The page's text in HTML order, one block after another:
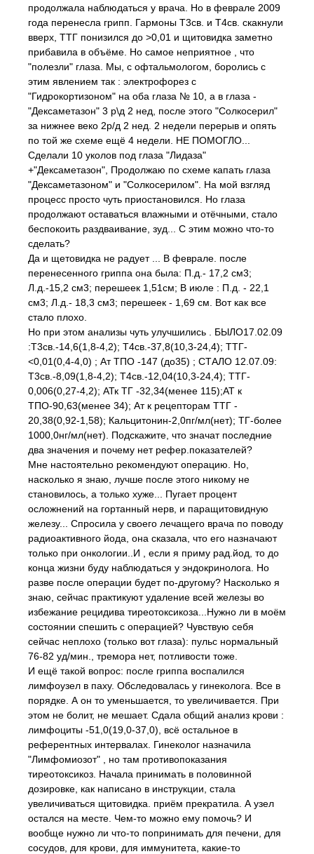
продолжала наблюдаться у врача. Но в феврале 2009
года перенесла грипп. Гармоны Т3св. и Т4св. скакнули
вверх, ТТГ понизился до >0,01 и щитовидка заметно
прибавила в объёме. Но самое неприятное , что
"полезли" глаза. Мы, с офтальмологом, боролись с
этим явлением так : электрофорез с
"Гидрокортизоном" на оба глаза № 10, а в глаза -
"Дексаметазон" 3 р\д 2 нед, после этого "Солкосерил"
за нижнее веко 2р/д 2 нед. 2 недели перерыв и опять
по той же схеме ещё 4 недели. НЕ ПОМОГЛО...
Сделали 10 уколов под глаза "Лидаза"
+"Дексаметазон", Продолжаю по схеме капать глаза
"Дексаметазоном" и "Солкосерилом". На мой взгляд
процесс просто чуть приостановился. Но глаза
продолжают оставаться влажными и отёчными, стало
беспокоить раздваивание, зуд... С этим можно что-то
сделать?
Да и щетовидка не радует ... В феврале. после
перенесенного гриппа она была: П.д.- 17,2 см3;
Л.д.-15,2 см3; перешеек 1,51см; В июле : П.д. - 22,1
см3; Л.д.- 18,3 см3; перешеек - 1,69 см. Вот как все
стало плохо.
Но при этом анализы чуть улучшились . БЫЛО17.02.09
:Т3св.-14,6(1,8-4,2); Т4св.-37,8(10,3-24,4); ТТГ-
<0,01(0,4-4,0) ; Ат ТПО -147 (до35) ; СТАЛО 12.07.09:
Т3св.-8,09(1,8-4,2); Т4св.-12,04(10,3-24,4); ТТГ-
0,006(0,27-4,2); АТк ТГ -32,34(менее 115);АТ к
ТПО-90,63(менее 34); Ат к рецепторам ТТГ -
20,38(0,92-1,58); Кальцитонин-2,0пг/мл(нет); ТГ-более
1000,0нг/мл(нет). Подскажите, что значат последние
два значения и почему нет рефер.показателей?
Мне настоятельно рекомендуют операцию. Но,
насколько я знаю, лучше после этого никому не
становилось, а только хуже... Пугает процент
осложнений на гортанный нерв, и паращитовидную
железу... Спросила у своего лечащего врача по поводу
радиоактивного йода, она сказала, что его назначают
только при онкологии..И , если я приму рад.йод, то до
конца жизни буду наблюдаться у эндокринолога. Но
разве после операции будет по-другому? Насколько я
знаю, сейчас практикуют удаление всей железы во
избежание рецидива тиреотоксикоза...Нужно ли в моём
состоянии спешить с операцией? Чувствую себя
сейчас неплохо (только вот глаза): пульс нормальный
76-82 уд/мин., тремора нет, потливости тоже.
И ещё такой вопрос: после гриппа воспалился
лимфоузел в паху. Обследовалась у гинеколога. Все в
порядке. А он то уменьшается, то увеличивается. При
этом не болит, не мешает. Сдала общий анализ крови :
лимфоциты -51,0(19,0-37,0), всё остальное в
референтных интервалах. Гинеколог назначила
"Лимфомиозот" , но там противопоказания
тиреотоксикоз. Начала принимать в половинной
дозировке, как написано в инструкции, стала
увеличиваться щитовидка. приём прекратила. А узел
остался на месте. Чем-то можно ему помочь? И
вообще нужно ли что-то попринимать для печени, для
сосудов, для крови, для иммунитета, какие-то